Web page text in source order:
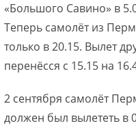
«Большого Савино» в
Теперь самолёт из
только в 20.15. Вылет
перенёсся с 15.15 на
2 сентября самолёт
должен был вылететь в